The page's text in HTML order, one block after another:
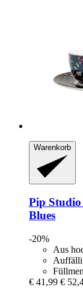
Warenkorb
Pip Studio
Blues
-20%
Aus
€ 41,99 €